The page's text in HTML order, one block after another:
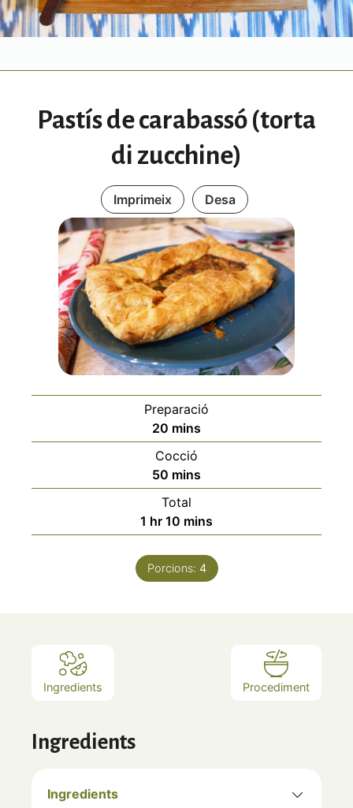
Pastís de carabassó (torta
di zucchine)
Imprimeix Desa
Preparació
20 minutes
mins
Cocció
50 minutes
mins
Total
1 hour
hr 10 minutes
mins
Porcions: 4
Ingredients Procediment
Ingredients
Ingredients